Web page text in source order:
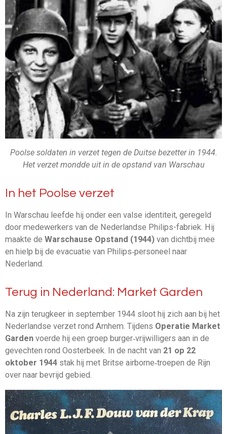
Poolse soldaten in verzet tegen de Duitse bezetter in 1944.
Het verzet mondde uit in de opstand van Warschau
In het Poolse verzet
In Warschau leefde hij onder een valse identiteit, geregeld
door medewerkers van de Nederlandse Philips-fabriek. Hij
maakte de Warschause Opstand (1944) van dichtbij mee
en hielp bij de evacuatie van Philips‑personeel naar
Nederland.
Terug in Nederland: Market Garden
Na zijn terugkeer in september 1944 sloot hij zich aan bij het
Nederlandse verzet rond Arnhem. Tijdens Operatie Market
Garden voerde hij een groep burger‑vrijwilligers aan in de
gevechten rond Oosterbeek. In de nacht van 21 op 22
oktober 1944 stak hij met Britse airborne‑troepen de Rijn
over naar bevrijd gebied.